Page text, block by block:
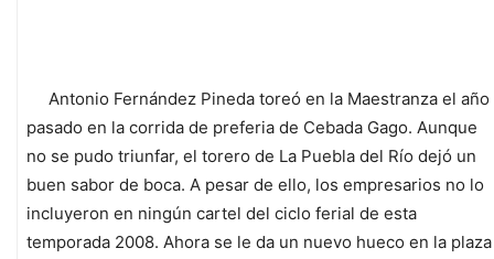
Antonio Fernández Pineda toreó en la Maestranza el año
pasado en la corrida de preferia de Cebada Gago. Aunque
no se pudo triunfar, el torero de La Puebla del Río dejó un
buen sabor de boca. A pesar de ello, los empresarios no lo
incluyeron en ningún cartel del ciclo ferial de esta
temporada 2008. Ahora se le da un nuevo hueco en la plaza